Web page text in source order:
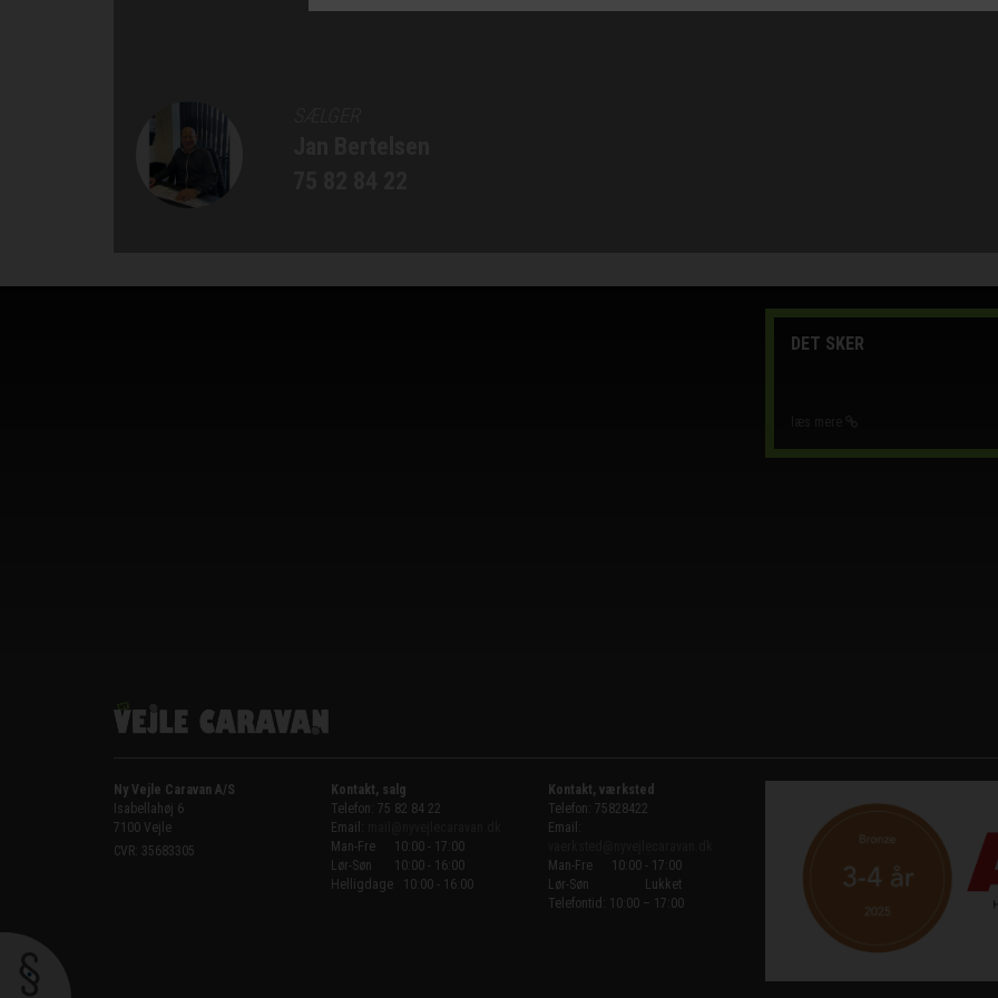
DET SKER
Ny Vejle Caravan A/S
Isabellahøj 6
7100 Vejle
CVR: 35683305
Kontakt, salg
Telefon: 75 82 84 22
Email:
Man-Fre
10:00 - 17:00
Lør-Søn
10:00 - 16:00
Helligdage   10:00 - 16:00
Kontakt, værksted
Telefon: 75828422
Email:
Man-Fre
10:00 - 17:00
Lør-Søn
Lukket
Telefontid: 10:00 – 17:00